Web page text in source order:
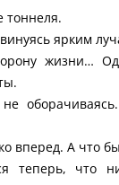
тоннеля.
ярким
жизни…
вперед. А что
теперь, что